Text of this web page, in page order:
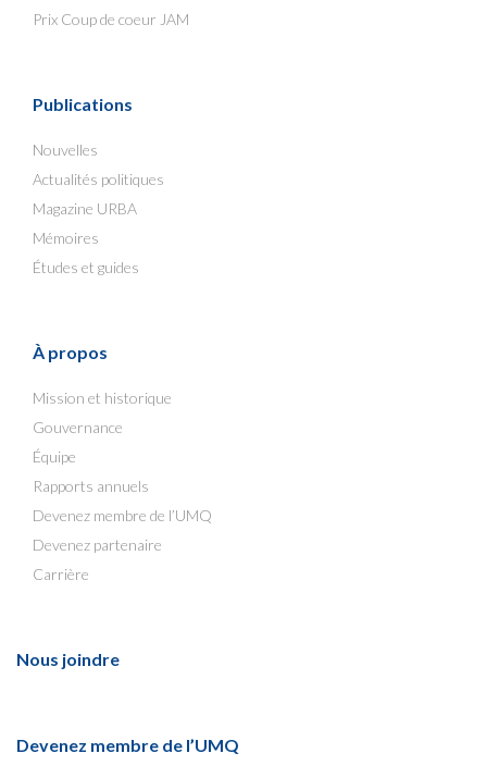
Prix Coup de coeur JAM
Publications
Nouvelles
Actualités politiques
Magazine URBA
Mémoires
Études et guides
À propos
Mission et historique
Gouvernance
Équipe
Rapports annuels
Devenez membre de l’UMQ
Devenez partenaire
Carrière
Nous joindre
Devenez membre de l’UMQ